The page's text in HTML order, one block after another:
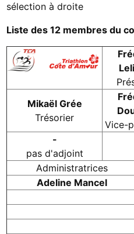
sélection à droite
Liste des 12 membres du
Mikaël Grée
Trésorier
Vice-
-
pas d'adjoint
Administratrices
Adeline Mancel